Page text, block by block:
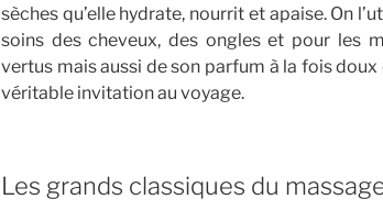
sèches qu’elle hydrate, nourrit et apaise. On
soins des cheveux, des ongles et pour les
vertus mais aussi de son parfum à la fois
véritable invitation au voyage.
Les grands classiques du